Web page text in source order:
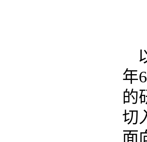
年
的
切
面